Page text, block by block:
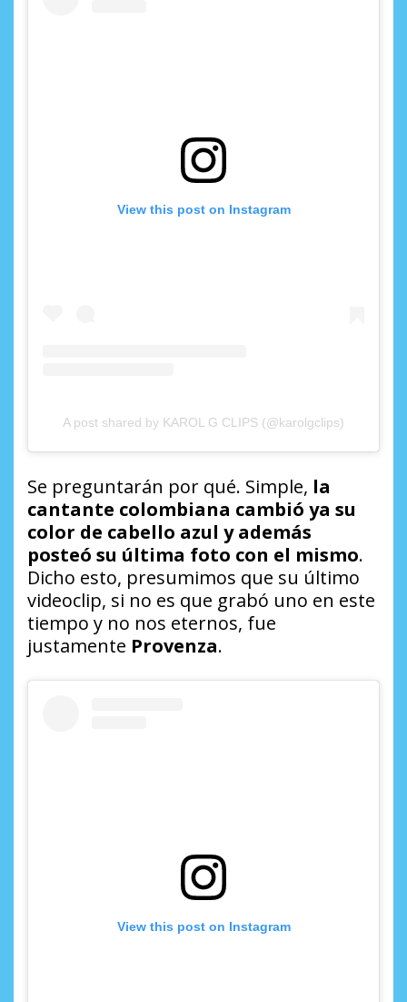
View this post on Instagram
A post shared by KAROL G CLIPS (@karolgclips)
Se preguntarán por qué. Simple, la
cantante colombiana cambió ya su
color de cabello azul y además
posteó su última foto con el mismo.
Dicho esto, presumimos que su último
videoclip, si no es que grabó uno en este
tiempo y no nos eternos, fue
justamente Provenza.
View this post on Instagram